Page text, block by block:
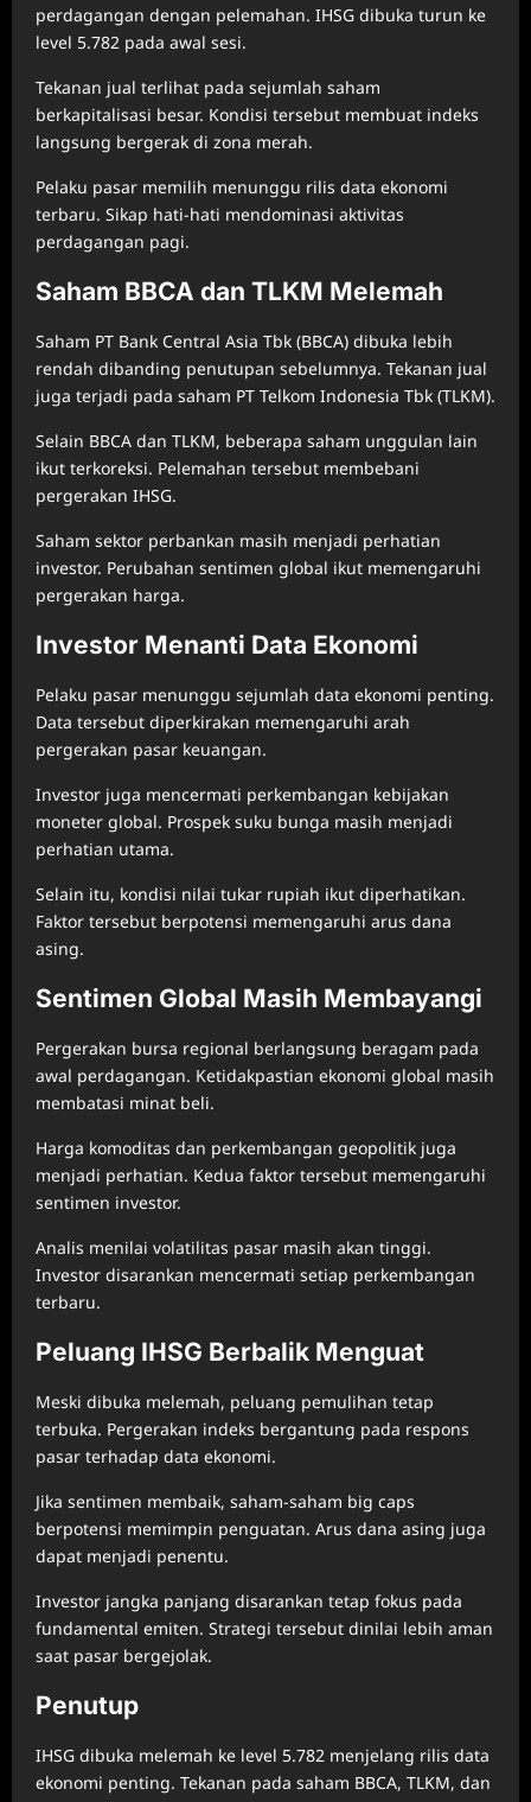
perdagangan dengan pelemahan. IHSG dibuka turun ke
level 5.782 pada awal sesi.
Tekanan jual terlihat pada sejumlah saham
berkapitalisasi besar. Kondisi tersebut membuat indeks
langsung bergerak di zona merah.
Pelaku pasar memilih menunggu rilis data ekonomi
terbaru. Sikap hati-hati mendominasi aktivitas
perdagangan pagi.
Saham BBCA dan TLKM Melemah
Saham PT Bank Central Asia Tbk (BBCA) dibuka lebih
rendah dibanding penutupan sebelumnya. Tekanan jual
juga terjadi pada saham PT Telkom Indonesia Tbk (TLKM).
Selain BBCA dan TLKM, beberapa saham unggulan lain
ikut terkoreksi. Pelemahan tersebut membebani
pergerakan IHSG.
Saham sektor perbankan masih menjadi perhatian
investor. Perubahan sentimen global ikut memengaruhi
pergerakan harga.
Investor Menanti Data Ekonomi
Pelaku pasar menunggu sejumlah data ekonomi penting.
Data tersebut diperkirakan memengaruhi arah
pergerakan pasar keuangan.
Investor juga mencermati perkembangan kebijakan
moneter global. Prospek suku bunga masih menjadi
perhatian utama.
Selain itu, kondisi nilai tukar rupiah ikut diperhatikan.
Faktor tersebut berpotensi memengaruhi arus dana
asing.
Sentimen Global Masih Membayangi
Pergerakan bursa regional berlangsung beragam pada
awal perdagangan. Ketidakpastian ekonomi global masih
membatasi minat beli.
Harga komoditas dan perkembangan geopolitik juga
menjadi perhatian. Kedua faktor tersebut memengaruhi
sentimen investor.
Analis menilai volatilitas pasar masih akan tinggi.
Investor disarankan mencermati setiap perkembangan
terbaru.
Peluang IHSG Berbalik Menguat
Meski dibuka melemah, peluang pemulihan tetap
terbuka. Pergerakan indeks bergantung pada respons
pasar terhadap data ekonomi.
Jika sentimen membaik, saham-saham big caps
berpotensi memimpin penguatan. Arus dana asing juga
dapat menjadi penentu.
Investor jangka panjang disarankan tetap fokus pada
fundamental emiten. Strategi tersebut dinilai lebih aman
saat pasar bergejolak.
Penutup
IHSG dibuka melemah ke level 5.782 menjelang rilis data
ekonomi penting. Tekanan pada saham BBCA, TLKM, dan